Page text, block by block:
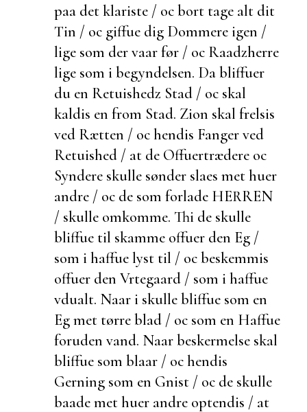
paa det klariste / oc bort tage alt dit
Tin / oc giffue dig Dommere igen /
lige som der vaar før / oc Raadzherre
lige som i begyndelsen. Da bliffuer
du en Retuishedz Stad / oc skal
kaldis en from Stad. Zion skal frelsis
ved Rætten / oc hendis Fanger ved
Retuished / at de Offuertrædere oc
Syndere skulle sønder slaes methuer
andre / oc de som forlade HERREN
/ skulle omkomme. Thi de skulle
bliffue til skamme offuer den Eg /
som i haffue lyst til / ocbeskemmis
offuer den Vrtegaard / som i haffue
vdualt. Naar i skulle bliffue som en
Eg met tørre blad / oc som en Haffue
foruden vand. Naarbeskermelse skal
bliffue som blaar / oc hendis
Gerning som en Gnist / oc de skulle
baade methuer andre optendis / at